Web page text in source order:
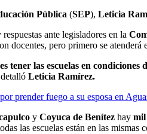
Pública (SEP), Leticia
ante legisladores en la
docentes, pero primero se atenderá
tener las escuelas en condiciones
Leticia Ramírez.
prender fuego a su esposa en
y Coyuca de Benítez hay mil
las escuelas están en las mismas